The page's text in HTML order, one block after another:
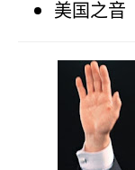
美国之音